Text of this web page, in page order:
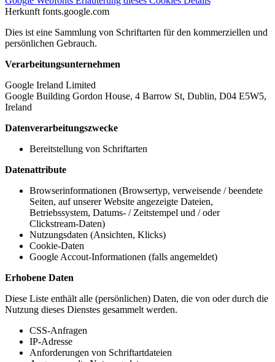
Herkunft fonts.google.com
Dies ist eine Sammlung von Schriftarten für den kommerziellen und
persönlichen Gebrauch.
Verarbeitungsunternehmen
Google Ireland Limited
Google Building Gordon House, 4 Barrow St, Dublin, D04 E5W5,
Ireland
Datenverarbeitungszwecke
Bereitstellung von Schriftarten
Datenattribute
Browserinformationen (Browsertyp, verweisende / beendete
Seiten, auf unserer Website angezeigte Dateien,
Betriebssystem, Datums- / Zeitstempel und / oder
Clickstream-Daten)
Nutzungsdaten (Ansichten, Klicks)
Cookie-Daten
Google Accout-Informationen (falls angemeldet)
Erhobene Daten
Diese Liste enthält alle (persönlichen) Daten, die von oder durch die
Nutzung dieses Dienstes gesammelt werden.
CSS-Anfragen
IP-Adresse
Anforderungen von Schriftartdateien